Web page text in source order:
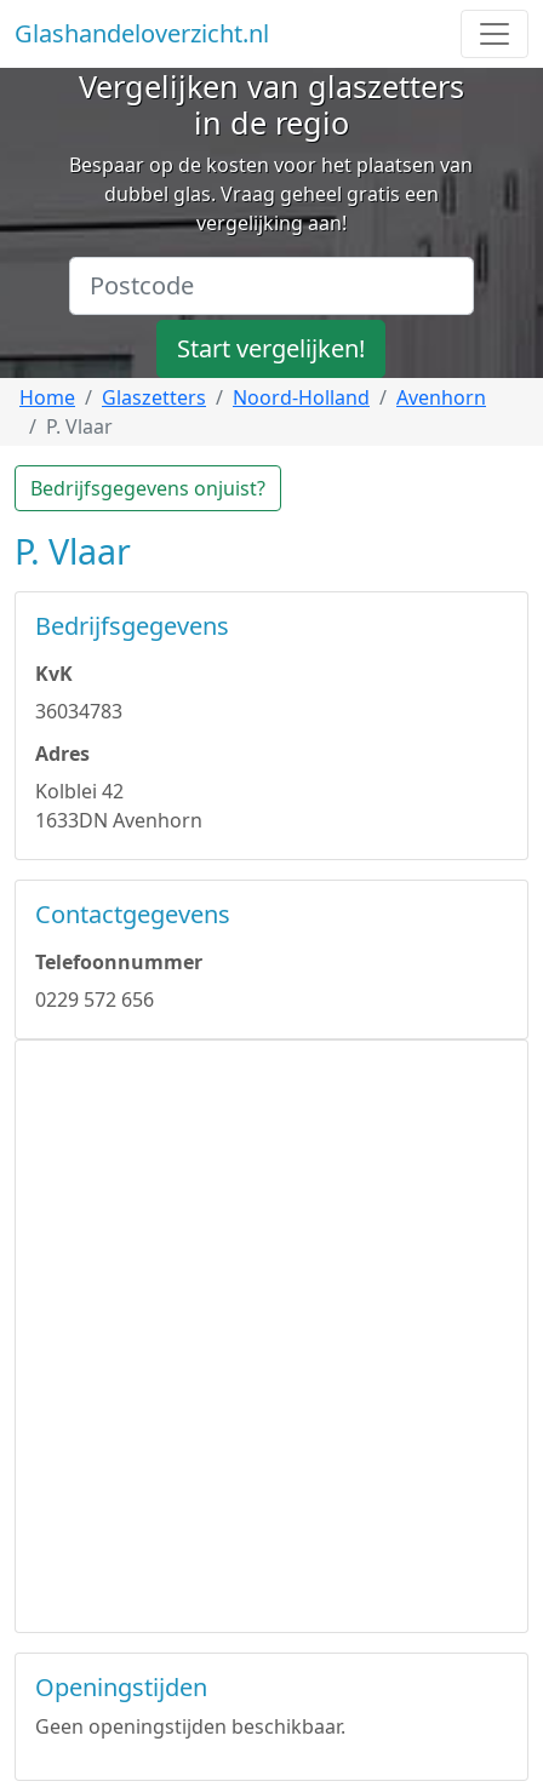
Glashandeloverzicht.nl
Vergelijken van glaszetters
in de regio
Bespaar op de kosten voor het plaatsen van
dubbel glas. Vraag geheel gratis een
vergelijking aan!
Start vergelijken!
Home Glaszetters Noord-Holland
Avenhorn
P. Vlaar
Bedrijfsgegevens onjuist?
P. Vlaar
Bedrijfsgegevens
KvK
36034783
Adres
Kolblei 42
1633DN Avenhorn
Contactgegevens
Telefoonnummer
0229 572 656
Openingstijden
Geen openingstijden beschikbaar.